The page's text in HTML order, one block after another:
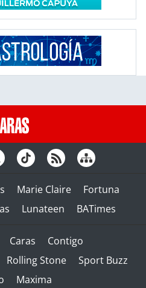
Marie Claire
Fortuna
Lunateen BATimes
Caras
Contigo
Rolling Stone
Sport Buzz
Maxima